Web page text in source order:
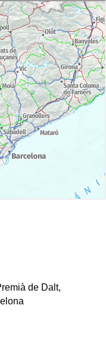
de Dalt,